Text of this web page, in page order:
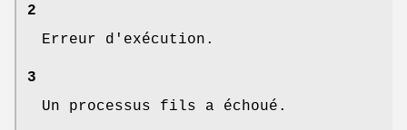
2
Erreur d'exécution.
3
Un processus fils a échoué.